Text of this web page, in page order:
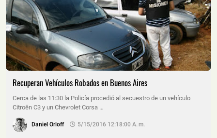
Recuperan Vehículos Robados en Buenos Aires
Cerca de las 11:30 la Policía procedió al secuestro de un vehículo
Citroën C3 y un Chevrolet Corsa …
Daniel Orloff 5/15/2016 12:18:00 A. M.